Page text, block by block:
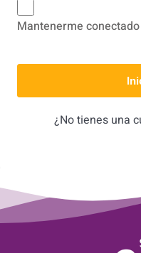
Mantenerme conectado
¿No tienes una